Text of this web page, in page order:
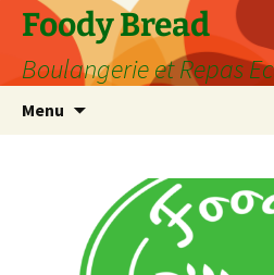
Aller
contenu
Foody Bread
Boulangerie et Repas
Menu